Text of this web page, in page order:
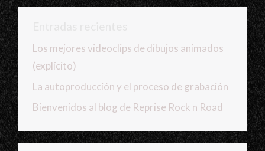
Los mejores videoclips de dibujos animados
(explícito)
La autoproducción y el proceso de grabación
Bienvenidos al blog de Reprise Rock n Road